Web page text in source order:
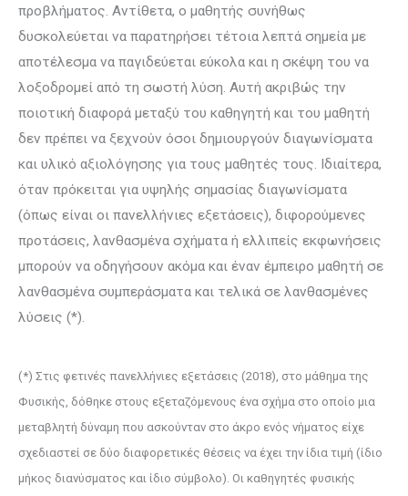
προβλήματος. Αντίθετα, ο μαθητής συνήθως
δυσκολεύεται να παρατηρήσει τέτοια λεπτά σημεία με
αποτέλεσμα να παγιδεύεται εύκολα και η σκέψη του να
λοξοδρομεί από τη σωστή λύση. Αυτή ακριβώς την
ποιοτική διαφορά μεταξύ του καθηγητή και του μαθητή
δεν πρέπει να ξεχνούν όσοι δημιουργούν διαγωνίσματα
και υλικό αξιολόγησης για τους μαθητές τους. Ιδιαίτερα,
όταν πρόκειται για υψηλής σημασίας διαγωνίσματα
(όπως είναι οι πανελλήνιες εξετάσεις), διφορούμενες
προτάσεις, λανθασμένα σχήματα ή ελλιπείς εκφωνήσεις
μπορούν να οδηγήσουν ακόμα και έναν έμπειρο μαθητή σε
λανθασμένα συμπεράσματα και τελικά σε λανθασμένες
λύσεις (*).
(*) Στις φετινές πανελλήνιες εξετάσεις (2018), στο μάθημα της
Φυσικής, δόθηκε στους εξεταζόμενους ένα σχήμα στο οποίο μια
μεταβλητή δύναμη που ασκούνταν στο άκρο ενός νήματος είχε
σχεδιαστεί σε δύο διαφορετικές θέσεις να έχει την ίδια τιμή (ίδιο
μήκος διανύ­σματος και ίδιο σύμβολο). Οι καθηγητές φυσικής